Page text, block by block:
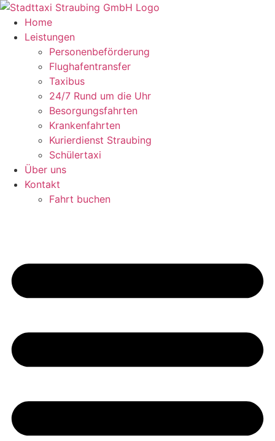
Zum
Inhalt
springen
Home
Leistungen
Personenbeförderung
Flughafentransfer
Taxibus
24/7 Rund um die Uhr
Besorgungsfahrten
Krankenfahrten
Kurierdienst Straubing
Schülertaxi
Über uns
Kontakt
Fahrt buchen